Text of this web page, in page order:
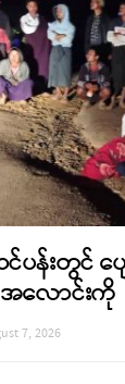
င်ပန်းတွင်
လောင်းကို
7, 2026